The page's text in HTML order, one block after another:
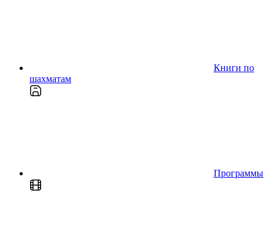
Книги по
шахматам
Программы